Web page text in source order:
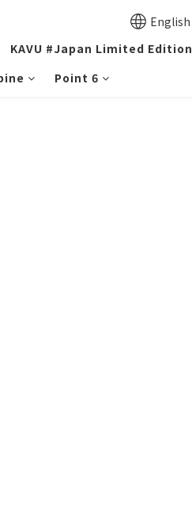
English
KAVU #Japan Limited Edition
Point 6